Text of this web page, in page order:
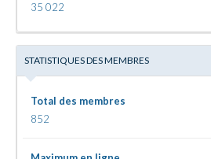
35 022
STATISTIQUES DES MEMBRES
Total des membres
852